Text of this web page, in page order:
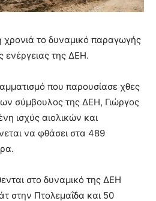
χρονιά το δυναμικό παραγωγής
ενέργειας της ΔΕΗ.
που παρουσίασε χθες
σύμβουλος της ΔΕΗ, Γιώργος
ισχύς αιολικών και
να φθάσει στα 489
στο δυναμικό της ΔΕΗ
στην Πτολεμαΐδα και 50